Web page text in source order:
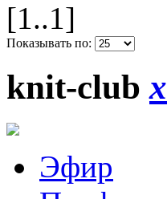
[1..1]
Показывать по:
knit-clubx
Эфир